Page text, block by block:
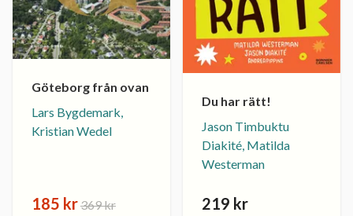
Göteborg från ovan
Lars Bygdemark,
Kristian Wedel
185 kr369 kr
Du har rätt!
Jason Timbuktu
Diakité, Matilda
Westerman
219 kr